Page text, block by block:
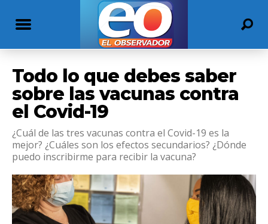
Todo lo que debes saber
sobre las vacunas contra
el Covid-19
¿Cuál de las tres vacunas contra el Covid-19 es la
mejor? ¿Cuáles son los efectos secundarios? ¿Dónde
puedo inscribirme para recibir la vacuna?